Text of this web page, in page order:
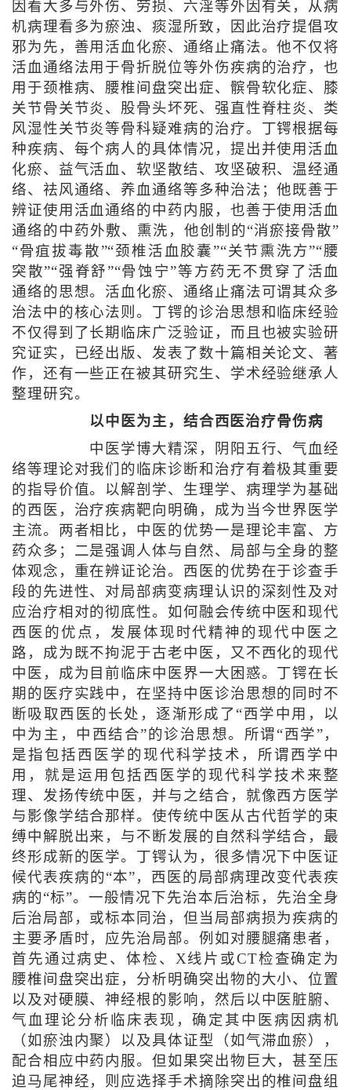
因看大多与外伤、劳损、六淫等外因有关，从病
机病理看多为瘀浊、痰湿所致，因此治疗提倡攻
邪为先，善用活血化瘀、通络止痛法。他不仅将
活血通络法用于骨折脱位等外伤疾病的治疗，也
用于颈椎病、腰椎间盘突出症、髌骨软化症、膝
关节骨关节炎、股骨头坏死、强直性脊柱炎、类
风湿性关节炎等骨科疑难病的治疗。丁锷根据每
种疾病、每个病人的具体情况，提出并使用活血
化瘀、益气活血、软坚散结、攻坚破积、温经通
络、祛风通络、养血通络等多种治法；他既善于
辨证使用活血通络的中药内服，也善于使用活血
通络的中药外敷、熏洗，他创制的“消瘀接骨散”
“骨疽拔毒散”“颈椎活血胶囊”“关节熏洗方”“腰
突散”“强脊舒”“骨蚀宁”等方药无不贯穿了活血
通络的思想。活血化瘀、通络止痛法可谓其众多
治法中的核心法则。丁锷的诊治思想和临床经验
不仅得到了长期临床广泛验证，而且也被实验研
究证实，已经出版、发表了数十篇相关论文、著
作，还有一些正在被其研究生、学术经验继承人
整理研究。
以中医为主，结合西医治疗骨伤病
中医学博大精深，阴阳五行、气血经
络等理论对我们的临床诊断和治疗有着极其重要
的指导价值。以解剖学、生理学、病理学为基础
的西医，治疗疾病靶向明确，成为当今世界医学
主流。两者相比，中医的优势一是理论丰富、方
药众多；二是强调人体与自然、局部与全身的整
体观念，重在辨证论治。西医的优势在于诊查手
段的先进性、对局部病变病理认识的深刻性及对
应治疗相对的彻底性。如何融会传统中医和现代
西医的优点，发展体现时代精神的现代中医之
路，成为既不拘泥于古老中医，又不西化的现代
中医，成为目前临床中医界一大困惑。丁锷在长
期的医疗实践中，在坚持中医诊治思想的同时不
断吸取西医的长处，逐渐形成了“西学中用，以
中为主，中西结合”的诊治思想。所谓“西学”，
是指包括西医学的现代科学技术，所谓西学中
用，就是运用包括西医学的现代科学技术来整
理、发扬传统中医，并与之结合，就像西方医学
与影像学结合那样。使传统中医从古代哲学的束
缚中解脱出来，与不断发展的自然科学结合，最
终形成新的医学。丁锷认为，很多情况下中医证
候代表疾病的“本”，西医的局部病理改变代表疾
病的“标”。一般情况下先治本后治标，先治全身
后治局部，或标本同治，但当局部病损为疾病的
主要矛盾时，应先治局部。例如对腰腿痛患者，
首先通过病史、体检、X线片或CT检查确定为
腰椎间盘突出症，分析明确突出物的大小、位置
以及对硬膜、神经根的影响，然后以中医脏腑、
气血理论分析临床表现，确定其中医病因病机
（如瘀浊内聚）以及具体证型（如气滞血瘀），
配合相应中药内服。但如果突出物巨大，甚至压
迫马尾神经，则应选择手术摘除突出的椎间盘组